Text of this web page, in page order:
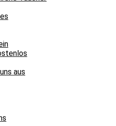
aus